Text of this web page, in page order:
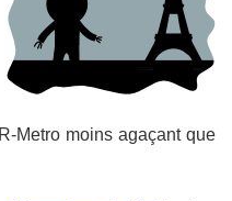
Metro moins agaçant que